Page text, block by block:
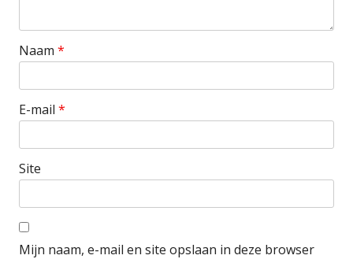
Naam *
E-mail *
Site
Mijn naam, e-mail en site opslaan in deze browser